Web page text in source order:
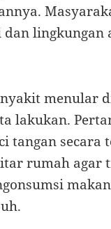
menular
lakukan.
tangan secara
rumah agar